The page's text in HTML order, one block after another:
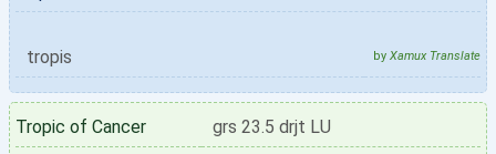
tropis by Xamux Translate
Tropic of Cancer
grs 23.5 drjt LU